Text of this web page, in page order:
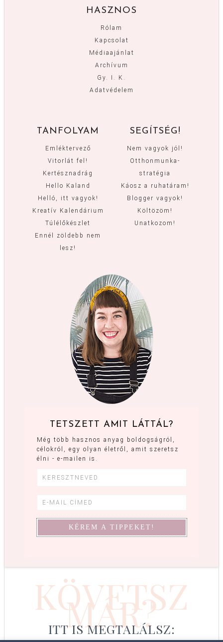
HASZNOS
Rólam
Kapcsolat
Médiaajánlat
Archívum
Gy. I. K.
Adatvédelem
TANFOLYAM
Emléktervező
Vitorlát fel!
Kertésznadrág
Hello Kaland
Helló, itt vagyok!
Kreatív Kalendárium
Túlélőkészlet
Ennél zöldebb nem
lesz!
SEGÍTSÉG!
Nem vagyok jól!
Otthonmunka-
stratégia
Káosz a ruhatáram!
Blogger vagyok!
Költözöm!
Unatkozom!
TETSZETT AMIT LÁTTÁL?
Még több hasznos anyag boldogságról,
célokról, egy olyan életről, amit szeretsz
élni - e-mailen is.
KÖVETSZ
MÁR?
ITT IS MEGTALÁLSZ: